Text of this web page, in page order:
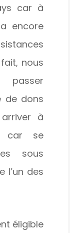
car à
encore
nous
de dons
à
car se
sous
l’un des
éligible